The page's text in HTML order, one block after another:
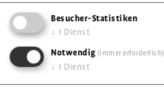
Infos, Details & Preise
Besucher-Statistiken
↓ 1 Dienst
Notwendig (immer erforderlich)
↓ 1 Dienst